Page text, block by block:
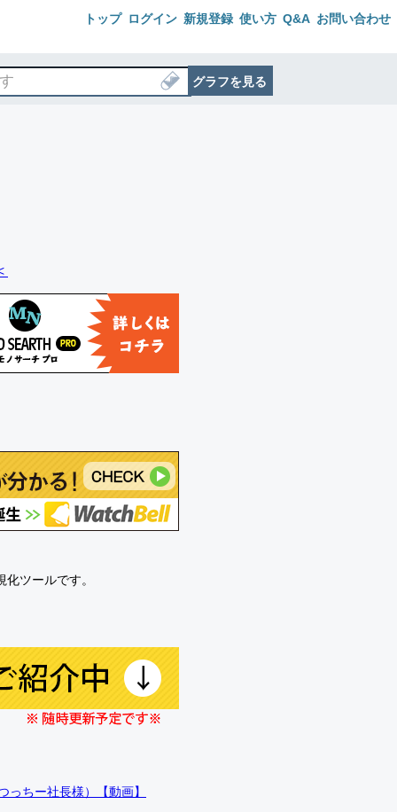
トップ ログイン 新規登録 使い方 Q&A お問い合わせ
グラフを見る
ツールです。
ちー社長様）【動画】